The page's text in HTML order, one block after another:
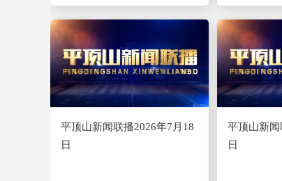
平顶山新闻联播2026年7月18
日
平顶山新闻
日